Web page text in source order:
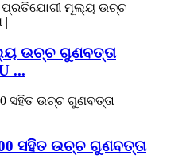
ଉଚ୍ଚ ଗୁଣବତ୍ତା
...
ସହିତ ଉଚ୍ଚ ଗୁଣବତ୍ତା